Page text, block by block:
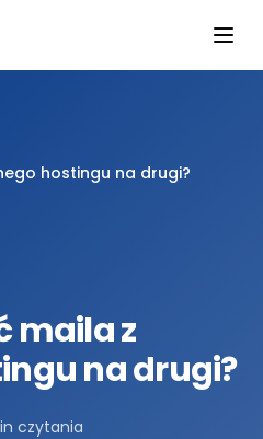
hostingu na drugi?
maila z
na drugi?
czytania